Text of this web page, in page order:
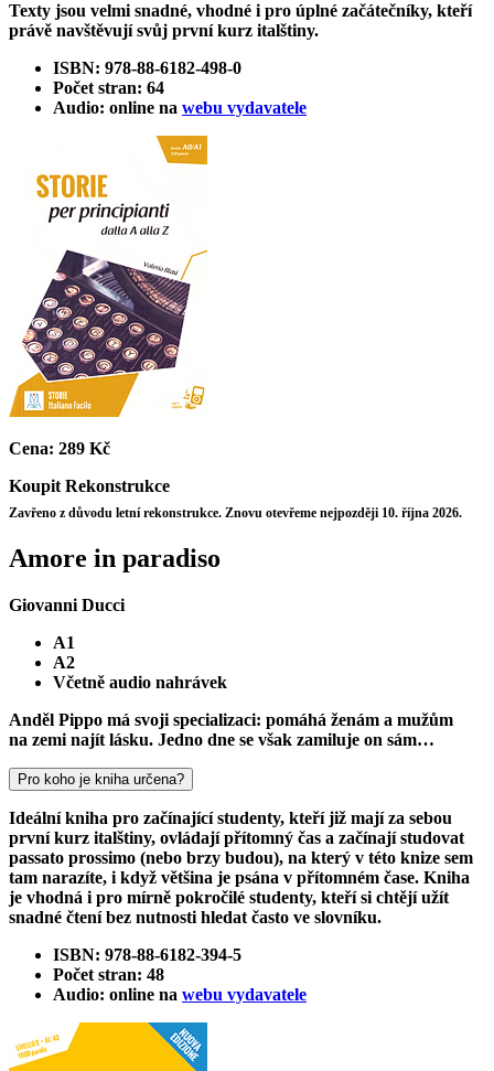
Texty jsou velmi snadné, vhodné i pro úplné začátečníky, kteří
právě navštěvují svůj první kurz italštiny.
ISBN: 978-88-6182-498-0
Počet stran: 64
Audio: online na webu vydavatele
Cena: 289 Kč
Koupit Rekonstrukce
Zavřeno z důvodu letní rekonstrukce. Znovu otevřeme nejpozději 10. října 2026.
Amore in paradiso
Giovanni Ducci
A1
A2
Včetně audio nahrávek
Anděl Pippo má svoji specializaci: pomáhá ženám a mužům
na zemi najít lásku. Jedno dne se však zamiluje on sám…
Pro koho je kniha určena?
Ideální kniha pro začínající studenty, kteří již mají za sebou
první kurz italštiny, ovládají přítomný čas a začínají studovat
passato prossimo (nebo brzy budou), na který v této knize sem
tam narazíte, i když většina je psána v přítomném čase. Kniha
je vhodná i pro mírně pokročilé studenty, kteří si chtějí užít
snadné čtení bez nutnosti hledat často ve slovníku.
ISBN: 978-88-6182-394-5
Počet stran: 48
Audio: online na webu vydavatele